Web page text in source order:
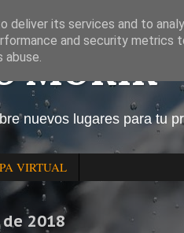
MORIR
nuevos lugares para tu
VIRTUAL
2018
deliver its services and to
and security metrics